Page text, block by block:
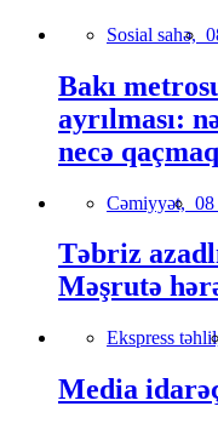
Sosial sahə,
Bakı
ayrılması:
necə
Cəmiyyət, 08
Təbriz
Məşrutə
Ekspress
Media